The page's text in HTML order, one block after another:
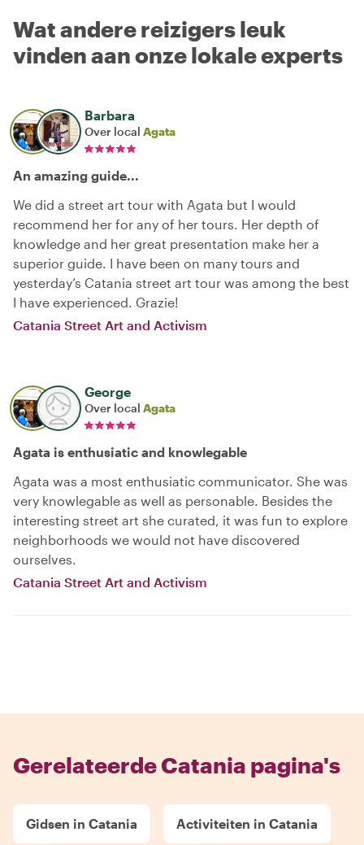
Wat andere reizigers leuk
vinden aan onze lokale experts
Barbara
Over local Agata
An amazing guide...
We did a street art tour with Agata but I would
recommend her for any of her tours. Her depth of
knowledge and her great presentation make her a
superior guide. I have been on many tours and
yesterday’s Catania street art tour was among the best
I have experienced. Grazie!
Catania Street Art and Activism
George
Over local Agata
Agata is enthusiatic and knowlegable
Agata was a most enthusiatic communicator. She was
very knowlegable as well as personable. Besides the
interesting street art she curated, it was fun to explore
neighborhoods we would not have discovered
ourselves.
Catania Street Art and Activism
Gerelateerde Catania pagina's
Gidsen in Catania Activiteiten in Catania